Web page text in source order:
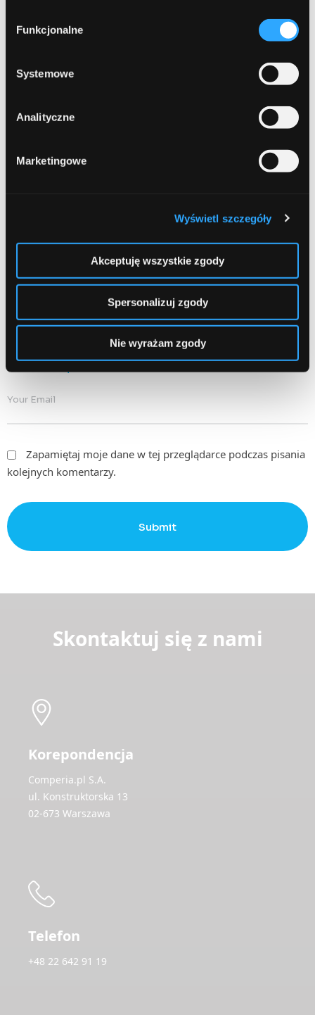
formy korzystania z plików cookies. Więcej:
Polityka
zgody
Funkcjonalne
Systemowe
Analityczne
Marketingowe
Wyświetl szczegóły
Akceptuję wszystkie zgody
Spersonalizuj zgody
Nie wyrażam zgody
Name Required
Email
Zapamiętaj moje dane w tej przeglądarce podczas pisania
kolejnych komentarzy.
Submit
Skontaktuj się z nami
Korepondencja
Comperia.pl S.A.
ul. Konstruktorska 13
02-673 Warszawa
Telefon
+48 22 642 91 19